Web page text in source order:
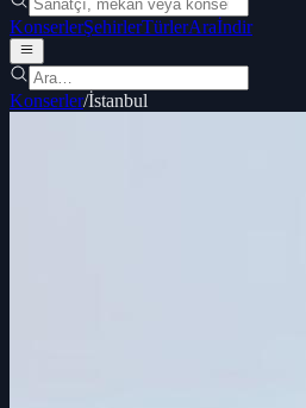
KonserlerŞehirlerTürlerAraİndir
Konserler/İstanbul